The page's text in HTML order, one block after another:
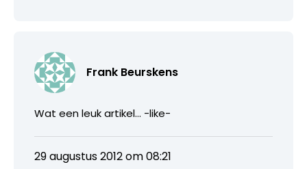
Frank Beurskens
Wat een leuk artikel… -like-
29 augustus 2012 om 08:21